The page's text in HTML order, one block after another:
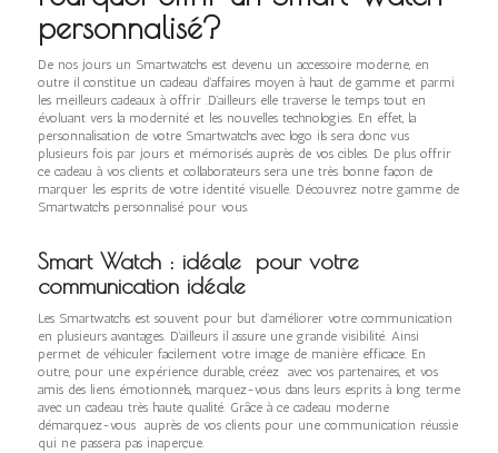
personnalisé?
De nos jours un Smartwatchs est devenu un accessoire moderne, en
outre il constitue un cadeau d’affaires moyen à haut de gamme et parmi
les meilleurs cadeaux à offrir .D’ailleurs elle traverse le temps tout en
évoluant vers la modernité et les nouvelles technologies. En effet, la
personnalisation de votre Smartwatchs avec logo ils sera donc vus
plusieurs fois par jours et mémorisés auprès de vos cibles. De plus offrir
ce cadeau à vos clients et collaborateurs sera une très bonne façon de
marquer les esprits de votre identité visuelle. Découvrez notre gamme de
Smartwatchs personnalisé pour vous.
Smart Watch : idéale pour votre
communication idéale
Les Smartwatchs est souvent pour but d’améliorer votre communication
en plusieurs avantages. D’ailleurs il assure une grande visibilité. Ainsi
permet de véhiculer facilement votre image de manière efficace. En
outre, pour une expérience durable, créez avec vos partenaires, et vos
amis des liens émotionnels, marquez-vous dans leurs esprits à long terme
avec un cadeau très haute qualité. Grâce à ce cadeau moderne
démarquez-vous auprès de vos clients pour une communication réussie
qui ne passera pas inaperçue.